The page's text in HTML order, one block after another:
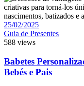
25/02/2025
Guia de Presentes
588 views
Babetes
Bebés e Pais